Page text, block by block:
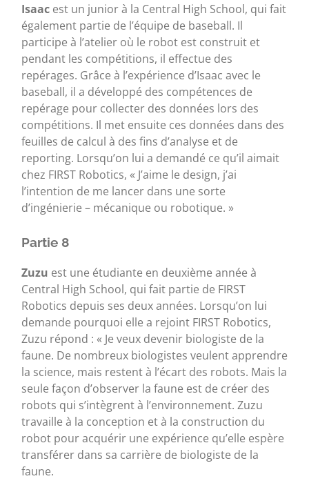
Isaac est un junior à la Central High School, qui fait
également partie de l’équipe de baseball. Il
participe à l’atelier où le robot est construit et
pendant les compétitions, il effectue des
repérages. Grâce à l’expérience d’Isaac avec le
baseball, il a développé des compétences de
repérage pour collecter des données lors des
compétitions. Il met ensuite ces données dans des
feuilles de calcul à des fins d’analyse et de
reporting. Lorsqu’on lui a demandé ce qu’il aimait
chez FIRST Robotics, « J’aime le design, j’ai
l’intention de me lancer dans une sorte
d’ingénierie – mécanique ou robotique. »
Partie 8
Zuzu est une étudiante en deuxième année à
Central High School, qui fait partie de FIRST
Robotics depuis ses deux années. Lorsqu’on lui
demande pourquoi elle a rejoint FIRST Robotics,
Zuzu répond : « Je veux devenir biologiste de la
faune. De nombreux biologistes veulent apprendre
la science, mais restent à l’écart des robots. Mais la
seule façon d’observer la faune est de créer des
robots qui s’intègrent à l’environnement. Zuzu
travaille à la conception et à la construction du
robot pour acquérir une expérience qu’elle espère
transférer dans sa carrière de biologiste de la
faune.